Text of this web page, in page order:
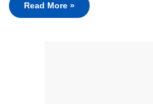
Read More »